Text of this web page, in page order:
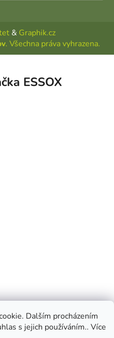
Dalším procházením
s jejich používáním.. Více
& Graphik.cz
. Všechna práva vyhrazena.
ESSOX